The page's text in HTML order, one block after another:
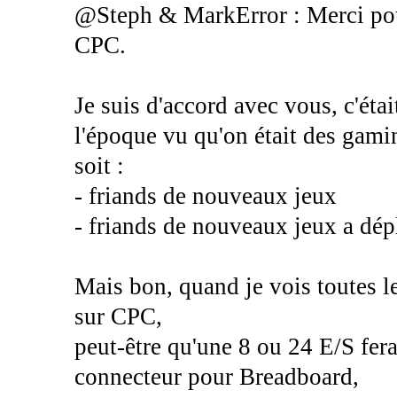
@Steph & MarkError : Merci
CPC.
Je suis d'accord avec vous,
l'époque vu qu'on était des
soit :
- friands de nouveaux jeux
- friands de nouveaux jeux a
Mais bon, quand je vois toutes
sur CPC,
peut-être qu'une 8 ou 24 E/S
connecteur pour Breadboard,